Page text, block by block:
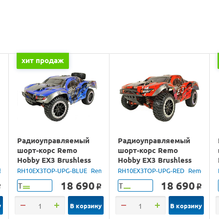
хит продаж
Радиоуправляемый
шорт-корс Remo
Hobby EX3 Brushless
UPGRADE (синий) 4WD
2.4G 1/10 RTR
RH10EX3TOP-UPG-BLUE Remo Hobby
Т 18 690 o
В корзину
Радиоуправляемый
шорт-корс Remo
Hobby EX3 Brushless
UPGRADE (красный)
4WD 2.4G 1/10 RTR
RH10EX3TOP-UPG-RED Remo
Т 18 690 o
В корзину